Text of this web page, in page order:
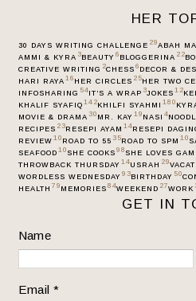
HER
30 DAYS WRITING CHALLENGE 29ABAH
AMMI & KYRA 3BEAUTY 6 BLOGGERINA 22
CREATIVE WRITING 2CHESS 6 DECOR &
HARI RAYA 16 HER CIRCLES 25HER TWO
INFOSHARING 54IT’S A WRAP 3JOKES 12
KHALIF SYAFIQ 142KHILFI SYAHMI 180
MOVIE & DRAMA 30 MR. KAY 19 NASI 4
RECIPES 23RESEPI AYAM 14RESEPI
REVIEW 10 ROAD TO 55 35ROAD TO SPM 10
SEAFOOD 10 SHE COOKS 98 SHE LOVES
THROWBACK THURSDAY 14USRAH 29
WORDLESS WEDNESDAY 93BIRTHDAY 50
HEALTH 79 MEMORIES 84WEEKEND 27WORK
GET IN
Name
Email *